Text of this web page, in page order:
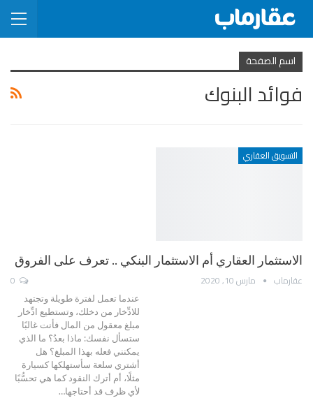
اسم الصفحة
فوائد البنوك
التسويق العقاري
الاستثمار العقاري أم الاستثمار البنكي .. تعرف على الفروق
عقارماب مارس 10, 2020
عندما تعمل لفترة طويلة وتجتهد
للادِّخار من دخلك، وتستطيع ادِّخار
مبلغ معقول من المال فأنت غالبًا
ستسأل نفسك: ماذا بعدُ؟ ما الذي
يمكنني فعله بهذا المبلغ؟ هل
أشتري سلعة سأستهلكها كسيارة
مثلًا، أم أترك النقود كما هي تحسُّبًا
لأي ظرف قد أحتاجها…